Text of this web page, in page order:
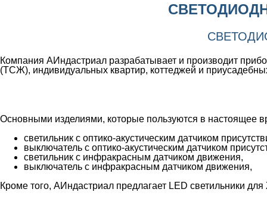
Компания АИндастриал разрабатывает и производит
(ТСЖ), индивидуальных квартир, коттеджей и
Основными изделиями, которые пользуются в настоящее
светильник с оптико-акустическим датчиком
выключатель с оптико-акустическим датчиком
светильник с инфракрасным датчиком движения,
выключатель с инфракрасным датчиком движения,
Кроме того, АИндастриал предлагает LED светильники